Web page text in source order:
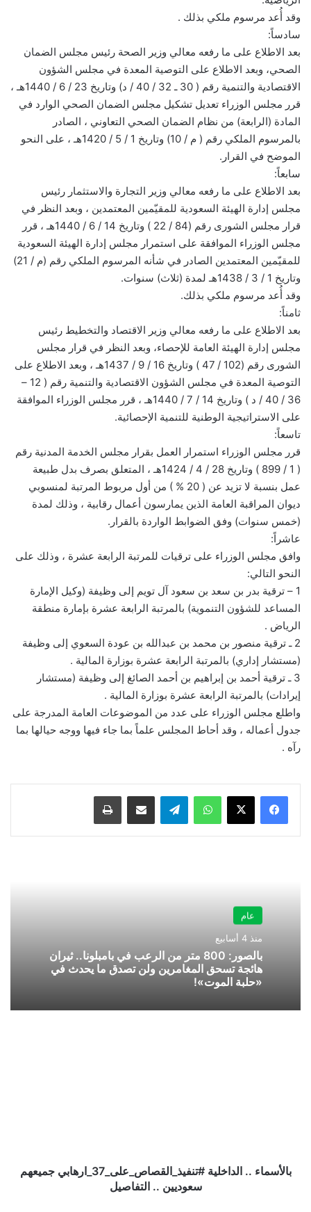
وقد أُعد مرسوم ملكي بذلك .
سادساً:
بعد الاطلاع على ما رفعه معالي وزير الصحة رئيس مجلس الضمان
الصحي، وبعد الاطلاع على التوصية المعدة في مجلس الشؤون
الاقتصادية والتنمية رقم ( 30 ـ 32 / 40 / د) وتاريخ 23 / 6 / 1440هـ ،
قرر مجلس الوزراء تعديل تشكيل مجلس الضمان الصحي الوارد في
المادة (الرابعة) من نظام الضمان الصحي التعاوني ، الصادر
بالمرسوم الملكي رقم ( م / 10) وتاريخ 1 / 5 / 1420هـ ، على النحو
الموضح في القرار.
سابعاً:
بعد الاطلاع على ما رفعه معالي وزير التجارة والاستثمار رئيس
مجلس إدارة الهيئة السعودية للمقيّمين المعتمدين ، وبعد النظر في
قرار مجلس الشورى رقم (84 / 22 ) وتاريخ 14 / 6 / 1440هـ ، قرر
مجلس الوزراء الموافقة على استمرار مجلس إدارة الهيئة السعودية
للمقيّمين المعتمدين الصادر في شأنه المرسوم الملكي رقم (م / 21)
وتاريخ 1 / 3 / 1438هـ لمدة (ثلاث) سنوات.
وقد أُعد مرسوم ملكي بذلك.
ثامناً:
بعد الاطلاع على ما رفعه معالي وزير الاقتصاد والتخطيط رئيس
مجلس إدارة الهيئة العامة للإحصاء، وبعد النظر في قرار مجلس
الشورى رقم (102 / 47 ) وتاريخ 16 / 9 / 1437هـ ، وبعد الاطلاع على
التوصية المعدة في مجلس الشؤون الاقتصادية والتنمية رقم ( 12 –
36 / 40 / د ) وتاريخ 14 / 7 / 1440هـ ، قرر مجلس الوزراء الموافقة
على الاستراتيجية الوطنية للتنمية الإحصائية.
تاسعاً:
قرر مجلس الوزراء استمرار العمل بقرار مجلس الخدمة المدنية رقم
( 1 / 899 ) وتاريخ 28 / 4 / 1424هـ ، المتعلق بصرف بدل طبيعة
عمل بنسبة لا تزيد عن ( 20 % ) من أول مربوط المرتبة لمنسوبي
ديوان المراقبة العامة الذين يمارسون أعمال رقابية ، وذلك لمدة
(خمس سنوات) وفق الضوابط الواردة بالقرار.
عاشراً:
وافق مجلس الوزراء على ترقيات للمرتبة الرابعة عشرة ، وذلك على
النحو التالي:
1 – ترقية بدر بن سعد بن سعود آل تويم إلى وظيفة (وكيل الإمارة
المساعد للشؤون التنموية) بالمرتبة الرابعة عشرة بإمارة منطقة
الرياض .
2 ـ ترقية منصور بن محمد بن عبدالله بن عودة السعوي إلى وظيفة
(مستشار إداري) بالمرتبة الرابعة عشرة بوزارة المالية .
3 ـ ترقية أحمد بن إبراهيم بن أحمد الصائغ إلى وظيفة (مستشار
إيرادات) بالمرتبة الرابعة عشرة بوزارة المالية .
واطلع مجلس الوزراء على عدد من الموضوعات العامة المدرجة على
جدول أعماله ، وقد أحاط المجلس علماً بما جاء فيها ووجه حيالها بما
رآه .
واتساب تيلقرام مشاركة عبر البريد طباعة
عام
منذ 4 أسابيع
بالصور: 800 متر من الرعب في بامبلونا.. ثيران
هائجة تسحق المغامرين ولن تصدق ما يحدث في
«حلبة الموت»!
بالأسماء .. الداخلية #تنفيذ_القصاص_على_37_ارهابي جميعهم
سعوديين .. التفاصيل